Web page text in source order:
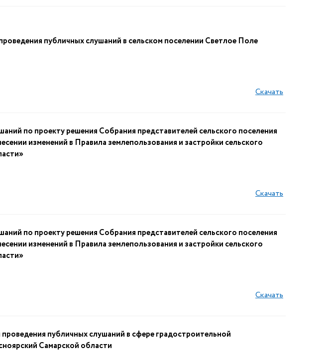
публичных слушаний в сельском поселении Светлое Поле
Скачать
по проекту решения Собрания представителей сельского поселения
изменений в Правила землепользования и застройки сельского
Скачать
по проекту решения Собрания представителей сельского поселения
изменений в Правила землепользования и застройки сельского
Скачать
публичных слушаний в сфере градостроительной
Самарской области